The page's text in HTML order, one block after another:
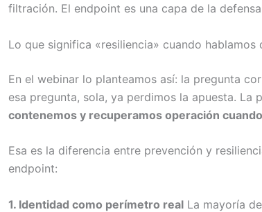
filtración. El endpoint es una capa de la
Lo que significa «resiliencia» cuando hablamos
En el webinar lo planteamos así: la pregunta
esa pregunta, sola, ya perdimos la apuesta. La
contenemos y recuperamos operación
Esa es la diferencia entre prevención y
endpoint:
1. Identidad como perímetro real La mayoría